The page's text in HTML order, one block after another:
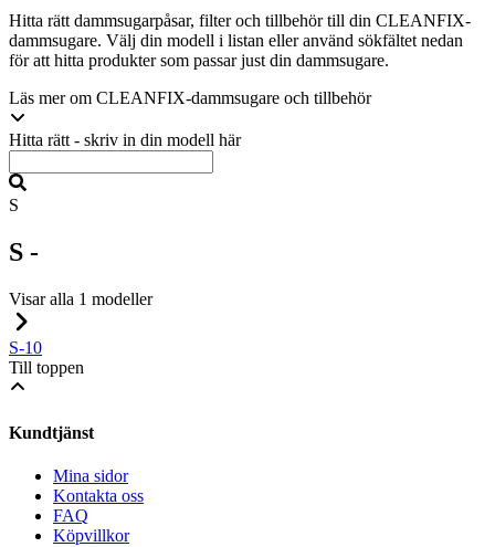
Hitta rätt dammsugarpåsar, filter och tillbehör till din CLEANFIX-
dammsugare. Välj din modell i listan eller använd sökfältet nedan
för att hitta produkter som passar just din dammsugare.
Läs mer om CLEANFIX-dammsugare och tillbehör
Hitta rätt - skriv in din modell här
S
S -
Visar alla 1 modeller
S-10
Till toppen
Kundtjänst
Mina sidor
Kontakta oss
FAQ
Köpvillkor